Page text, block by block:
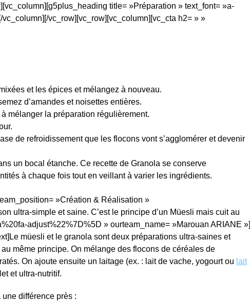
title= »Préparation » text_font= »a-
vc_row][vc_row][vc_column][vc_cta h2= » »
et les épices et mélangez à nouveau.
d’amandes et noisettes entières.
mélanger la préparation régulièrement.
de refroidissement que les flocons vont s’agglomérer et devenir
un bocal étanche. Ce recette de Granola se conserve
à chaque fois tout en veillant à varier les ingrédients.
»Création & Réalisation »
ultra-simple et saine. C’est le principe d’un Müesli mais cuit au
adjust%22%7D%5D » ourteam_name= »Marouan ARIANE »]
müesli et le granola sont deux préparations ultra-saines et
même principe. On mélange des flocons de céréales de
On ajoute ensuite un laitage (ex. : lait de vache, yogourt ou lait
et ultra-nutritif.
différence près :